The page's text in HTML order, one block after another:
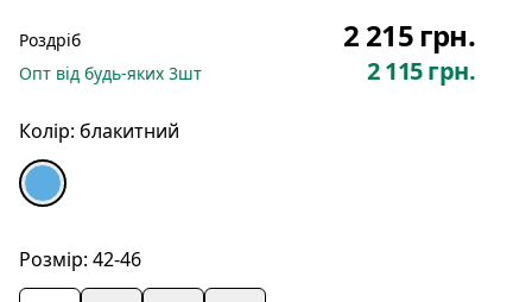
Роздріб 2 215 грн.
Опт від будь-яких 3шт 2 115 грн.
Колір: блакитний
Розмір: 42-46